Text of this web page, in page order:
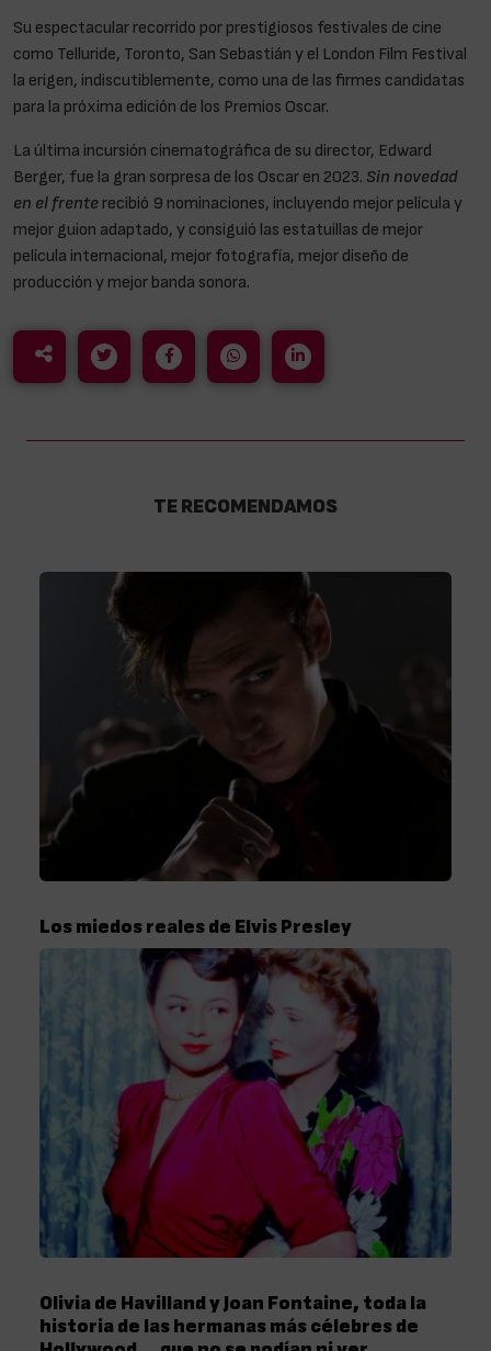
Su espectacular recorrido por prestigiosos festivales de cine
como Telluride, Toronto, San Sebastián y el London Film Festival
la erigen, indiscutiblemente, como una de las firmes candidatas
para la próxima edición de los Premios Oscar.
La última incursión cinematográfica de su director, Edward
Berger, fue la gran sorpresa de los Oscar en 2023. Sin novedad
en el frente recibió 9 nominaciones, incluyendo mejor película y
mejor guion adaptado, y consiguió las estatuillas de mejor
película internacional, mejor fotografía, mejor diseño de
producción y mejor banda sonora.
TE RECOMENDAMOS
Los miedos reales de Elvis Presley
Olivia de Havilland y Joan Fontaine, toda la
historia de las hermanas más célebres de